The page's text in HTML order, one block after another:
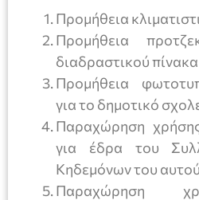
Προμήθεια
Προμήθεια
διαδραστικού
Προμήθεια
για το δημοτικό
Παραχώρηση
για έδρα του
Κηδεμόνων του
Παραχώρηση